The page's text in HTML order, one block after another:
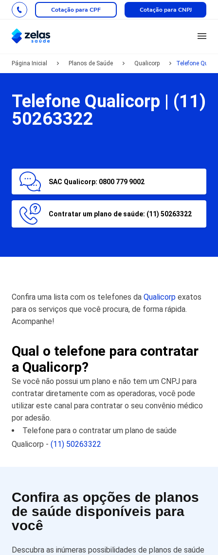
Cotação para CPF Cotação para CNPJ
Página Inicial Planos de Saúde Qualicorp Telefone
Telefone Qualicorp | (11)
50263322
SAC Qualicorp: 0800 779 9002
Contratar um plano de saúde: (11) 50263322
Confira uma lista com os telefones da Qualicorp exatos
para os serviços que você procura, de forma rápida.
Acompanhe!
Qual o telefone para contratar
a Qualicorp?
Se você não possui um plano e não tem um CNPJ para
contratar diretamente com as operadoras, você pode
utilizar este canal para contratar o seu convênio médico
por adesão.
Telefone para o contratar um plano de saúde
Qualicorp - (11) 50263322
Confira as opções de planos
de saúde disponíveis para
você
Descubra as inúmeras possibilidades de planos de saúde